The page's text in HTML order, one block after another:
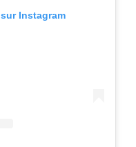
Instagram